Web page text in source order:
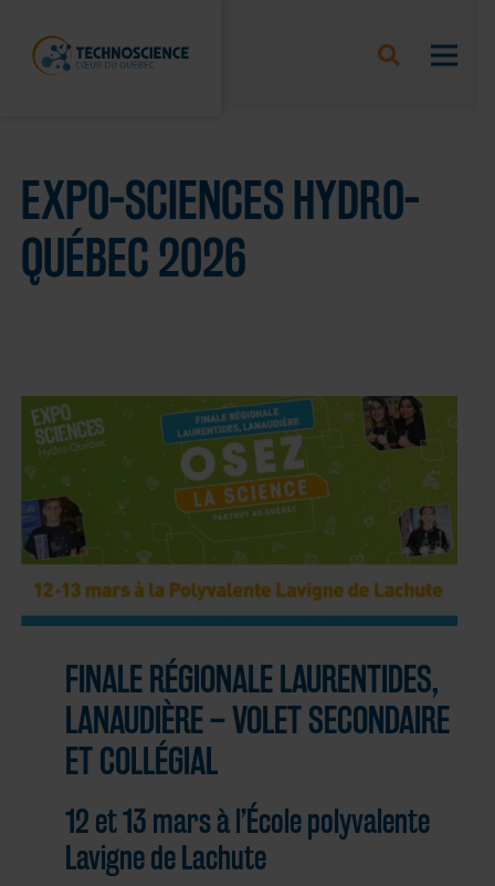
EXPO-SCIENCES HYDRO-
QUÉBEC 2026
FINALE RÉGIONALE LAURENTIDES,
LANAUDIÈRE – VOLET SECONDAIRE
ET COLLÉGIAL
12 et 13 mars à l’École polyvalente
Lavigne de Lachute